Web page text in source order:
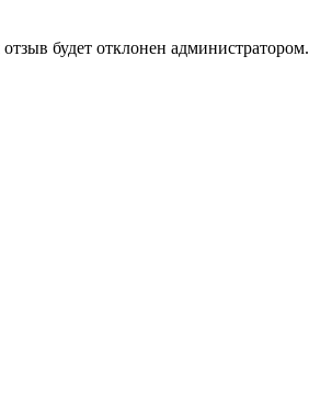
будет отклонен администратором.